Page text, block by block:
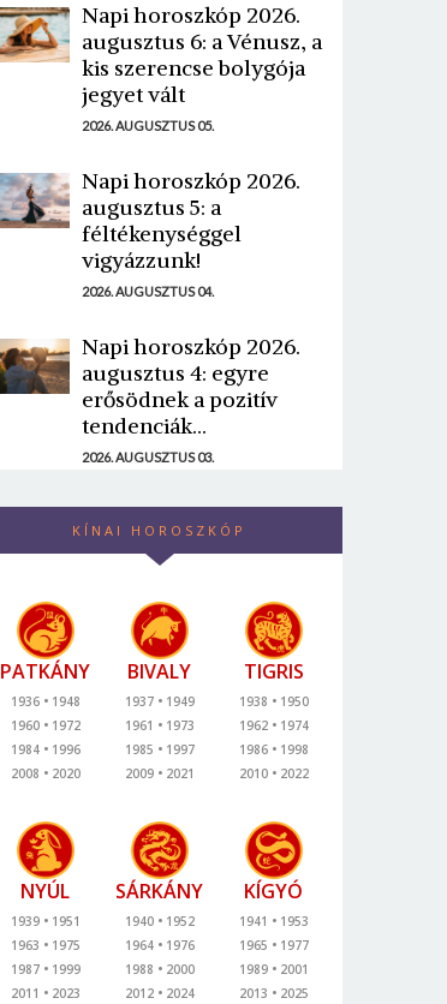
Napi horoszkóp 2026.
augusztus 6: a Vénusz, a
kis szerencse bolygója
jegyet vált
2026. AUGUSZTUS 05.
Napi horoszkóp 2026.
augusztus 5: a
féltékenységgel
vigyázzunk!
2026. AUGUSZTUS 04.
Napi horoszkóp 2026.
augusztus 4: egyre
erősödnek a pozitív
tendenciák...
2026. AUGUSZTUS 03.
KÍNAI HOROSZKÓP
PATKÁNY
1936
1948
1960
1972
1984
1996
2008
2020
BIVALY
1937
1949
1961
1973
1985
1997
2009
2021
TIGRIS
1938
1950
1962
1974
1986
1998
2010
2022
NYÚL
1939
1951
1963
1975
1987
1999
2011
2023
SÁRKÁNY
1940
1952
1964
1976
1988
2000
2012
2024
KÍGYÓ
1941
1953
1965
1977
1989
2001
2013
2025